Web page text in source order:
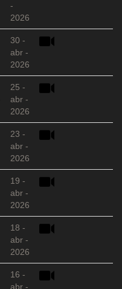
-
2026
30 -
abr -
2026
25 -
abr -
2026
23 -
abr -
2026
19 -
abr -
2026
18 -
abr -
2026
16 -
abr -